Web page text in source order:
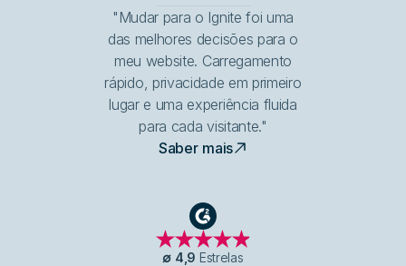
"Mudar para o Ignite foi uma
das melhores decisões para o
meu website. Carregamento
rápido, privacidade em primeiro
lugar e uma experiência fluida
para cada visitante."
Saber mais
G2
∅ 4,9 Estrelas